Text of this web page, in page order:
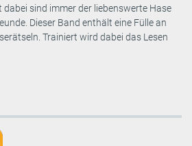
dabei sind immer der liebenswerte Hase
Dieser Band enthält eine Fülle an
Trainiert wird dabei das Lesen